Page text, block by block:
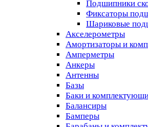
Подшипники
Фиксаторы
Шариковые
Акселерометры
Амортизаторы и
Амперметры
Анкеры
Антенны
Базы
Баки и
Балансиры
Бамперы